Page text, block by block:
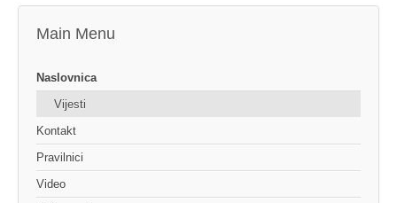
Main Menu
Naslovnica
Vijesti
Kontakt
Pravilnici
Video